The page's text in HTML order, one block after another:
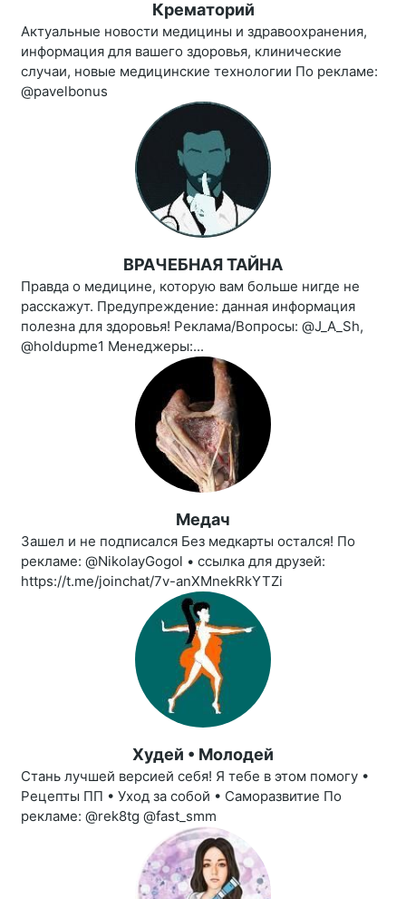
Крематорий
Актуальные новости медицины и здравоохранения,
информация для вашего здоровья, клинические
случаи, новые медицинские технологии По рекламе:
@pavelbonus
ВРАЧЕБНАЯ ТАЙНА
Правда о медицине, которую вам больше нигде не
расскажут. Предупреждение: данная информация
полезна для здоровья! Реклама/Вопросы: @J_A_Sh,
@holdupme1 Менеджеры:...
Медач
Зашел и не подписался Без медкарты остался! По
рекламе: @NikolayGogol • ссылка для друзей:
https://t.me/joinchat/7v-anXMnekRkYTZi
Худей • Молодей
Стань лучшей версией себя! Я тебе в этом помогу •
Рецепты ПП • Уход за собой • Саморазвитие По
рекламе: @rek8tg @fast_smm